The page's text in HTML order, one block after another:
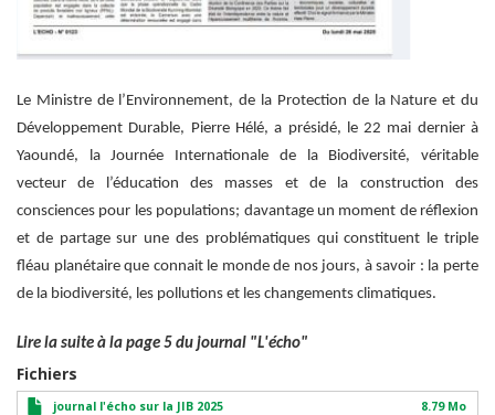
Le Ministre de l’Environnement, de la Protection de la Nature et du
Développement Durable, Pierre Hélé, a présidé, le 22 mai dernier à
Yaoundé, la Journée Internationale de la Biodiversité, véritable
vecteur de l’éducation des masses et de la construction des
consciences pour les populations; davantage un moment de réflexion
et de partage sur une des problématiques qui constituent le triple
fléau planétaire que connait le monde de nos jours, à savoir : la perte
de la biodiversité, les pollutions et les changements climatiques.
Lire la suite à la page 5 du journal "L'écho"
Fichiers
journal l'écho sur la JIB 2025 8.79 Mo